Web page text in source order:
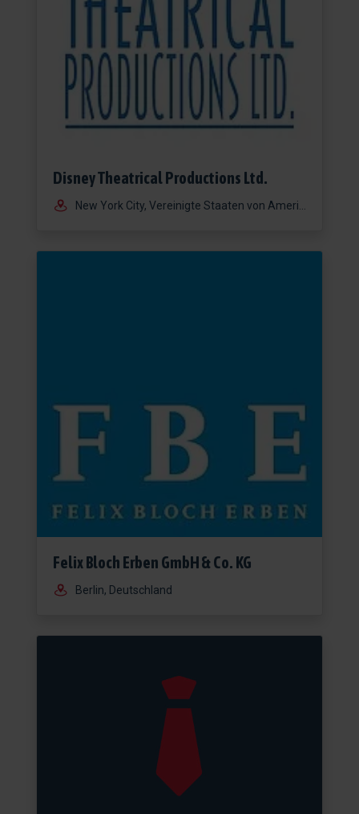
Disney Theatrical Productions Ltd.
New York City, Vereinigte Staaten von Amerika
Felix Bloch Erben GmbH & Co. KG
Berlin, Deutschland